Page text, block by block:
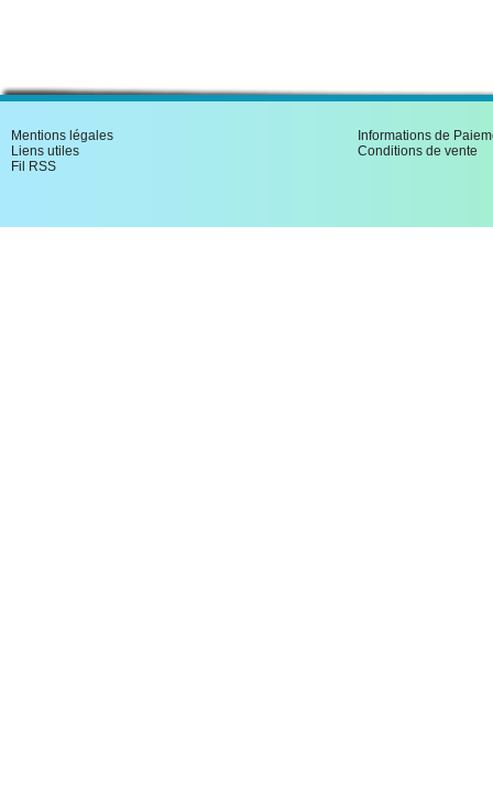
Mentions légales
Liens utiles
Fil RSS
Informations de
Conditions de vente